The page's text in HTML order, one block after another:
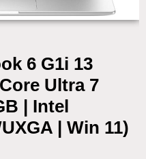
6 G1i 13
Ultra 7
| Intel
| Win 11)